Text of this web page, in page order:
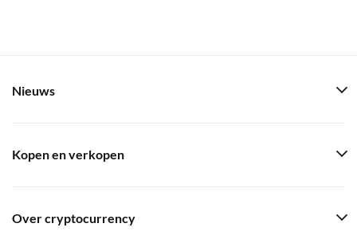
Nieuws
Kopen en verkopen
Over cryptocurrency